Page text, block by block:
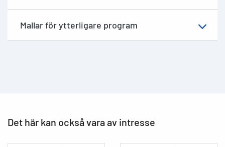
Mallar för ytterligare program
Det här kan också vara av intresse